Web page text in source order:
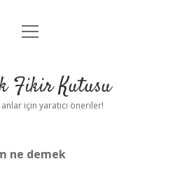
Anasayfa
Yasal Uyarı
menüyü
Fikir Kutusu
için yaratıcı öneriler!
ne demek